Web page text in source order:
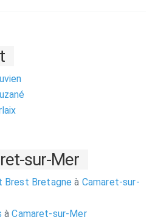
sur-Mer
Brest Bretagneà Camaret-sur-
à Camaret-sur-Mer